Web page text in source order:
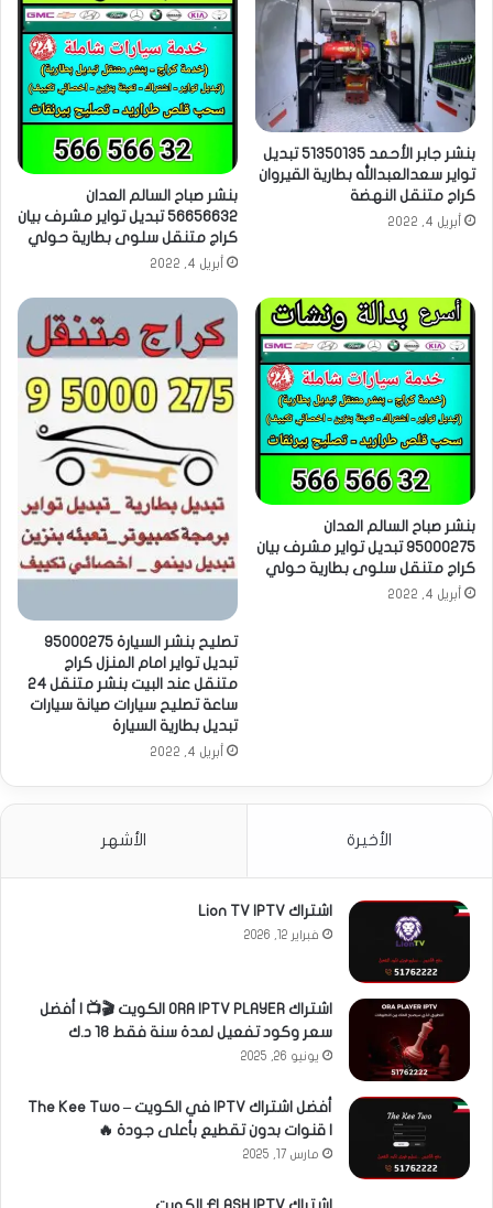
بنشر جابر الأحمد 51350135 تبديل
تواير سعدالعبدالله بطارية القيروان
كراج متنقل النهضة
أبريل 4, 2022
بنشر صباح السالم العدان
56656632 تبديل تواير مشرف بيان
كراج متنقل سلوى بطارية حولي
أبريل 4, 2022
بنشر صباح السالم العدان
95000275 تبديل تواير مشرف بيان
كراج متنقل سلوى بطارية حولي
أبريل 4, 2022
تصليح بنشر السيارة 95000275
تبديل تواير امام المنزل كراج
متنقل عند البيت بنشر متنقل 24
ساعة تصليح سيارات صيانة سيارات
تبديل بطارية السيارة
أبريل 4, 2022
الأخيرة الأشهر
اشتراك Lion TV IPTV
فبراير 12, 2026
اشتراك ORA IPTV PLAYER الكويت 🎬📺 | أفضل
سعر وكود تفعيل لمدة سنة فقط 18 د.ك
يونيو 26, 2025
أفضل اشتراك IPTV في الكويت – The Kee Two
| قنوات بدون تقطيع بأعلى جودة 🔥
مارس 17, 2025